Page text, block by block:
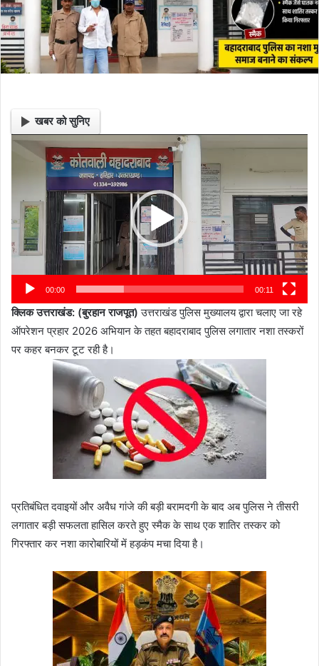
l
खबर को सुनिए
Video
Player
00:00 00:11
क्लिक उत्तराखंड: (बुरहान राजपूत) उत्तराखंड पुलिस मुख्यालय द्वारा चलाए जा रहे
ऑपरेशन प्रहार 2026 अभियान के तहत बहादराबाद पुलिस लगातार नशा तस्करों
पर कहर बनकर टूट रही है।
प्रतिबंधित दवाइयों और अवैध गांजे की बड़ी बरामदगी के बाद अब पुलिस ने तीसरी
लगातार बड़ी सफलता हासिल करते हुए स्मैक के साथ एक शातिर तस्कर को
गिरफ्तार कर नशा कारोबारियों में हड़कंप मचा दिया है।